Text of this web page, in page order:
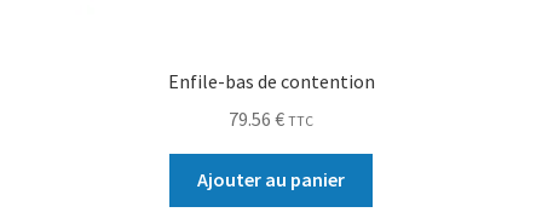
Enfile-bas de contention
79.56 € TTC
Ajouter au panier